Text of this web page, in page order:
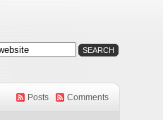
Posts Comments